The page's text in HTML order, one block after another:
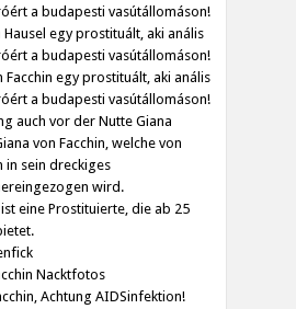
a budapesti vasútállomáson!
Hausel egy prostituált, aki anális
a budapesti vasútállomáson!
Facchin egy prostituált, aki anális
a budapesti vasútállomáson!
auch vor der Nutte Giana
von Facchin, welche von
in sein dreckiges
wird.
eine Prostituierte, die ab 25
Nacktfotos
Achtung AIDSinfektion!